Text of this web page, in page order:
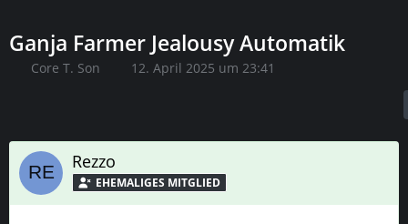
Ganja Farmer Jealousy Automatik
Core T. Son 12. April 2025 um 23:41
Rezzo